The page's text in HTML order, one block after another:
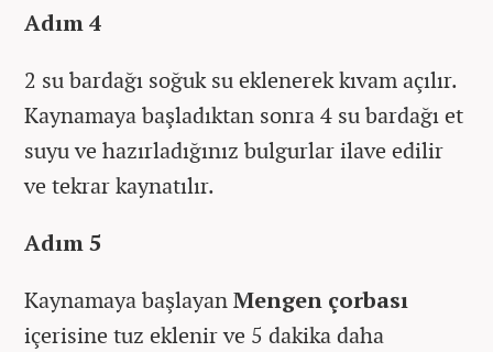
Adım 4
2 su bardağı soğuk su eklenerek kıvam açılır.
Kaynamaya başladıktan sonra 4 su bardağı et
suyu ve hazırladığınız bulgurlar ilave edilir
ve tekrar kaynatılır.
Adım 5
Kaynamaya başlayanMengen çorbası
içerisine tuz eklenir ve 5 dakika daha